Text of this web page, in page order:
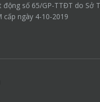
động số 65/GP-TTĐT do Sở
cấp ngày 4-10-2019